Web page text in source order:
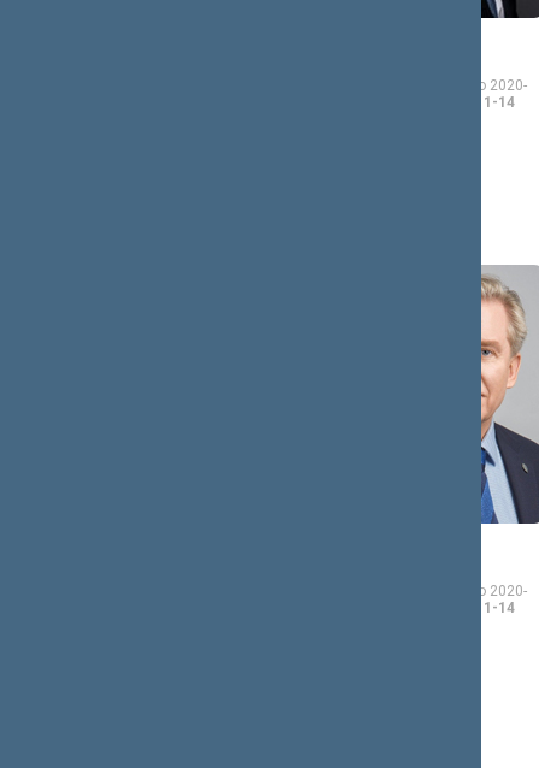
Seimo narys nuo 2020-
iki 2024-11-14
Seimo narys nuo 2020-
iki 2024-11-14